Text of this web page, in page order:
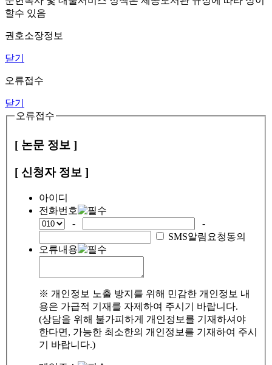
할수 있음
권호소장정보
닫기
오류접수
닫기
오류접수
[ 논문 정보 ]
[ 신청자 정보 ]
아이디
전화번호
-
-
SMS알림요청동의
오류내용
※ 개인정보 노출 방지를 위해 민감한 개인정보 내
용은 가급적 기재를 자제하여 주시기 바랍니다.
(상담을 위해 불가피하게 개인정보를 기재하셔야
한다면, 가능한 최소한의 개인정보를 기재하여 주시
기 바랍니다.)